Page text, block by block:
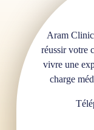
Aram
réussir votre
vivre une
charge